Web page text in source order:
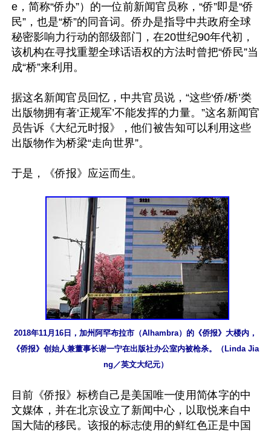
e，简称“侨办”）的一位前新闻官员称，“侨”即是“侨
民”，也是“桥”的同音词。侨办是指导中共政府全球
秘密影响力行动的部级部门，在20世纪90年代初，
该机构在寻找重塑全球话语权的方法时曾把“侨民”当
成“桥”来利用。
据这名新闻官员回忆，中共官员说，“这些‘侨/桥’类
出版物拥有著‘正规军’不能发挥的力量。”这名新闻官
员告诉《大纪元时报》，他们被告知可以利用这些
出版物作为桥梁“走向世界”。
于是，《侨报》应运而生。
2018年11月16日，加州阿罕布拉市（Alhambra）的《侨报》大楼内，
《侨报》创始人兼董事长谢一宁在出版社办公室内被枪杀。（Linda Jia
ng／英文大纪元）
目前《侨报》标榜自己是美国唯一使用简体字的中
文媒体，并在北京设立了新闻中心，以取悦来自中
国大陆的移民。该报的标志使用的鲜红色正是中国